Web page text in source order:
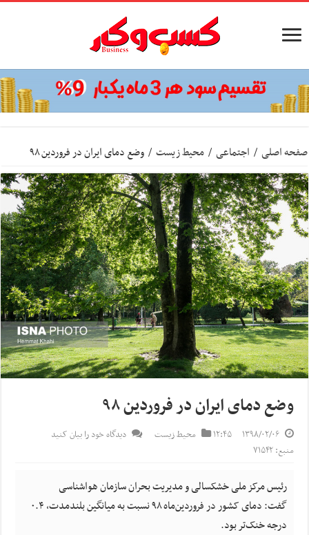
صفحه اصلی / اجتماعی / محیط زیست / وضع دمای ایران در فروردین ۹۸
وضع دمای ایران در فروردین ۹۸
۱۳۹۸/۰۲/۰۶ ۱۲:۴۵ محیط زیست
دیدگاه خود را بیان کنید
منبع: ۷۱۵۴۲
رئیس مرکز ملی خشکسالی و مدیریت بحران سازمان هواشناسی
گفت: دمای کشور در فروردین‌ماه ۹۸ نسبت به میانگین بلندمدت، ۰.۴
درجه خنک‌تر بود.